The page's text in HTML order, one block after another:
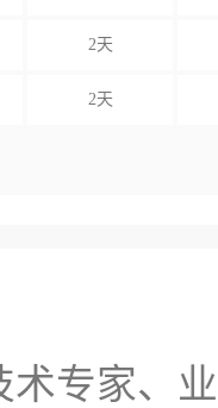
2天
2天
术专家、